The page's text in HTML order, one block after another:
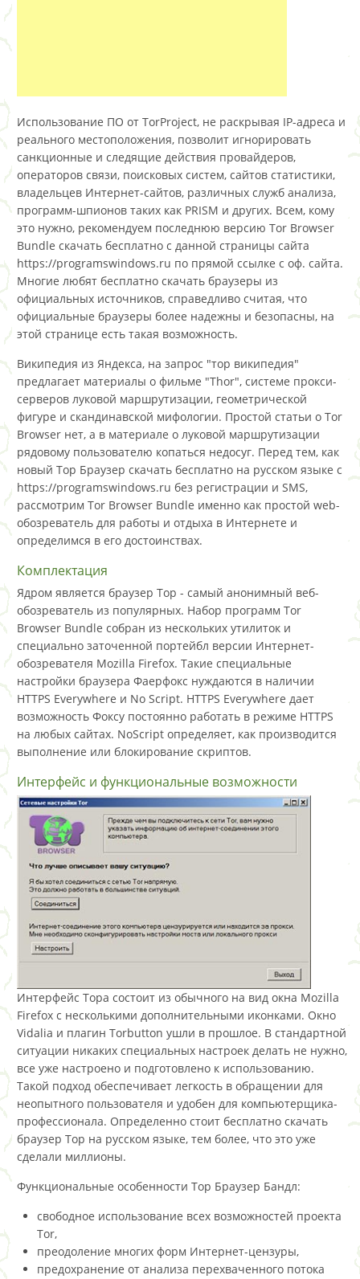
Использование ПО от TorProject, не раскрывая IP-адреса и
реального местоположения, позволит игнорировать
санкционные и следящие действия провайдеров,
операторов связи, поисковых систем, сайтов статистики,
владельцев Интернет-сайтов, различных служб анализа,
программ-шпионов таких как PRISM и других. Всем, кому
это нужно, рекомендуем последнюю версию Tor Browser
Bundle скачать бесплатно с данной страницы сайта
https://programswindows.ru по прямой ссылке с оф. сайта.
Многие любят бесплатно скачать браузеры из
официальных источников, справедливо считая, что
официальные браузеры более надежны и безопасны, на
этой странице есть такая возможность.
Википедия из Яндекса, на запрос "тор википедия"
предлагает материалы о фильме "Thor", системе прокси-
серверов луковой маршрутизации, геометрической
фигуре и скандинавской мифологии. Простой статьи о Tor
Browser нет, а в материале о луковой маршрутизации
рядовому пользователю копаться недосуг. Перед тем, как
новый Тор Браузер скачать бесплатно на русском языке с
https://programswindows.ru без регистрации и SMS,
рассмотрим Tor Browser Bundle именно как простой web-
обозреватель для работы и отдыха в Интернете и
определимся в его достоинствах.
Комплектация
Ядром является браузер Тор - самый анонимный веб-
обозреватель из популярных. Набор программ Tor
Browser Bundle собран из нескольких утилиток и
специально заточенной портейбл версии Интернет-
обозревателя Mozilla Firefox. Такие специальные
настройки браузера Фаерфокс нуждаются в наличии
HTTPS Everywhere и No Script. HTTPS Everywhere дает
возможность Фоксу постоянно работать в режиме HTTPS
на любых сайтах. NoScript определяет, как производится
выполнение или блокирование скриптов.
Интерфейс и функциональные возможности
Интерфейс Тора состоит из обычного на вид окна Mozilla
Firefox с несколькими дополнительными иконками. Окно
Vidalia и плагин Torbutton ушли в прошлое. В стандартной
ситуации никаких специальных настроек делать не нужно,
все уже настроено и подготовлено к использованию.
Такой подход обеспечивает легкость в обращении для
неопытного пользователя и удобен для компьютерщика-
профессионала. Определенно стоит бесплатно скачать
браузер Тор на русском языке, тем более, что это уже
сделали миллионы.
Функциональные особенности Тор Браузер Бандл:
свободное использование всех возможностей проекта
Tor,
преодоление многих форм Интернет-цензуры,
предохранение от анализа перехваченного потока